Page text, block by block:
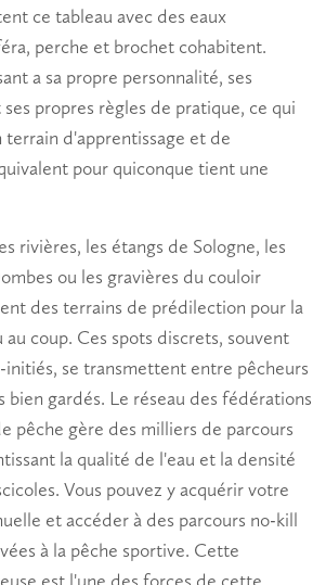
ce tableau avec des eaux
perche et brochet cohabitent.
a sa propre personnalité, ses
propres règles de pratique, ce qui
terrain d'apprentissage et de
pour quiconque tient une
rivières, les étangs de Sologne, les
ou les gravières du couloir
des terrains de prédilection pour la
au coup. Ces spots discrets, souvent
initiés, se transmettent entre pêcheurs
bien gardés. Le réseau des fédérations
pêche gère des milliers de parcours
la qualité de l'eau et la densité
Vous pouvez y acquérir votre
et accéder à des parcours no-kill
à la pêche sportive. Cette